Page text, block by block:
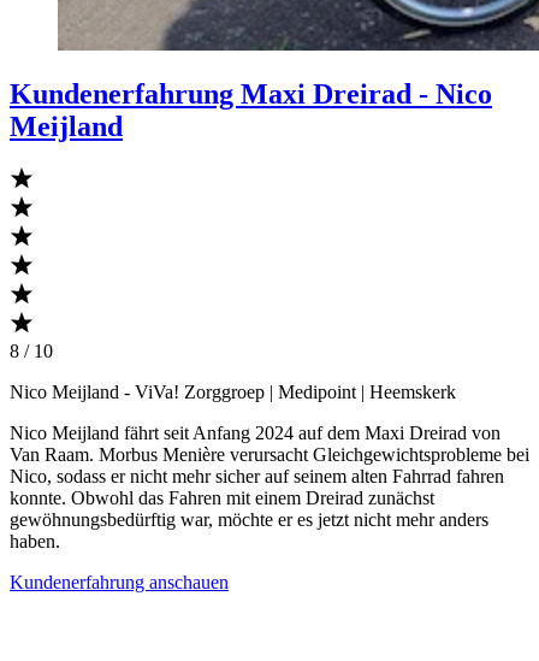
Kundenerfahrung Maxi Dreirad - Nico
Meijland
8 / 10
Nico Meijland - ViVa! Zorggroep | Medipoint | Heemskerk
Nico Meijland fährt seit Anfang 2024 auf dem Maxi Dreirad von
Van Raam. Morbus Menière verursacht Gleichgewichtsprobleme bei
Nico, sodass er nicht mehr sicher auf seinem alten Fahrrad fahren
konnte. Obwohl das Fahren mit einem Dreirad zunächst
gewöhnungsbedürftig war, möchte er es jetzt nicht mehr anders
haben.
Kundenerfahrung anschauen